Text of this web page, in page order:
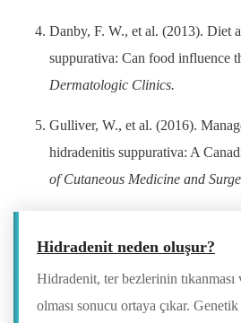
Danby, F. W., et al. (2013). Diet
suppurativa: Can food influence
Dermatologic Clinics.
Gulliver, W., et al. (2016).
hidradenitis suppurativa: A
of Cutaneous Medicine and
Hidradenit neden oluşur?
Hidradenit, ter bezlerinin tıkanması
olması sonucu ortaya çıkar.